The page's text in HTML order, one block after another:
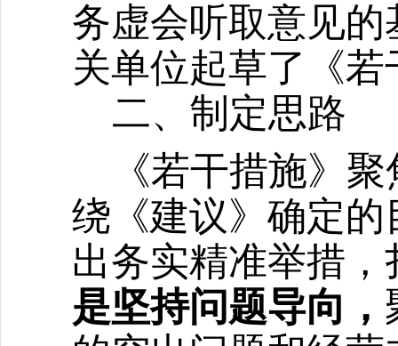
务虚会听取意见的
关单位起草了《
二、制定思路
《若干措施》聚
绕《建议》确定
出务实精准举措
是坚持问题导向，